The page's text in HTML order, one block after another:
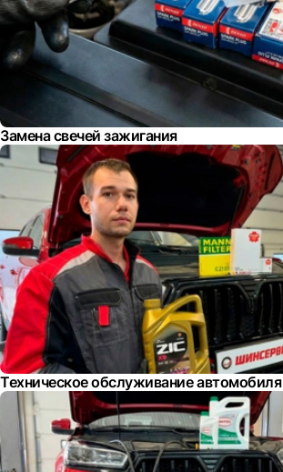
Замена свечей зажигания
Техническое обслуживание автомобиля